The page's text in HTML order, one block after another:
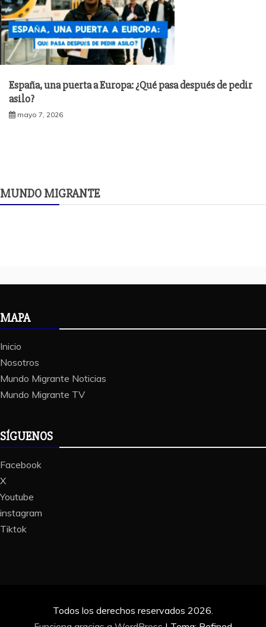
España, una puerta a Europa: ¿Qué pasa después de pedir
asilo?
mayo 7, 2026
MUNDO MIGRANTE
MAPA
Inicio
Nosotros
Mundo Migrante Noticias
Mundo Migrante TV
SÍGUENOS
Facebook
X
Youtube
instagram
Tiktok
Todos los derechos reservados 2026.